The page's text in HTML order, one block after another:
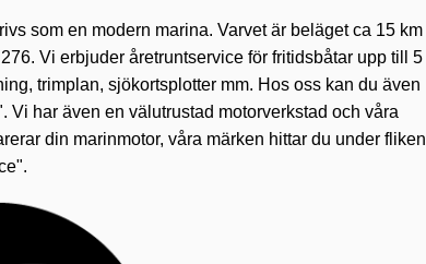
som en modern marina. Varvet är beläget ca 15 km
Vi erbjuder åretruntservice för fritidsbåtar upp till 5
trimplan, sjökortsplotter mm. Hos oss kan du även
Vi har även en välutrustad motorverkstad och våra
din marinmotor, våra märken hittar du under fliken